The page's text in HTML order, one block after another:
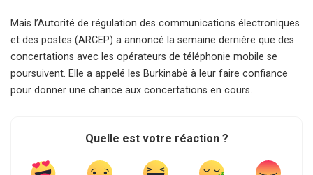
Mais l’Autorité de régulation des communications électroniques
et des postes (ARCEP) a annoncé la semaine dernière que des
concertations avec les opérateurs de téléphonie mobile se
poursuivent. Elle a appelé les Burkinabè à leur faire confiance
pour donner une chance aux concertations en cours.
Quelle est votre réaction ?